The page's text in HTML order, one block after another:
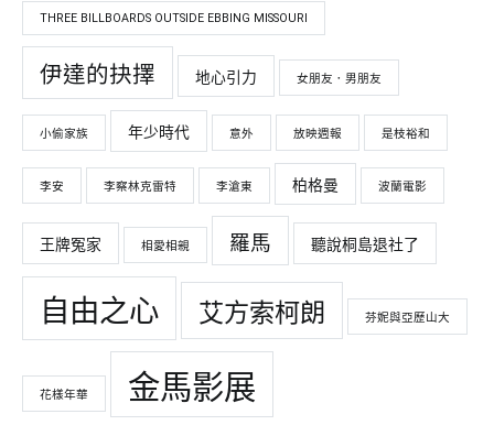
THREE BILLBOARDS OUTSIDE EBBING MISSOURI
伊達的抉擇 地心引力 女朋友．男朋友
小偷家族 年少時代 意外 放映週報 是枝裕和
李安 李察林克雷特 李滄東 柏格曼 波蘭電影
王牌冤家 相愛相親 羅馬 聽說桐島退社了
自由之心 艾方索柯朗 芬妮與亞歷山大
花樣年華 金馬影展